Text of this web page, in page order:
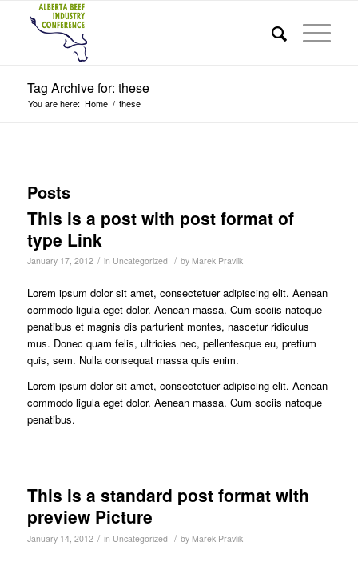
Tag Archive for: these
You are here: Home / these
Posts
This is a post with post format of
type Link
January 17, 2012 / in Uncategorized / by Marek Pravlik
Lorem ipsum dolor sit amet, consectetuer adipiscing elit. Aenean
commodo ligula eget dolor. Aenean massa. Cum sociis natoque
penatibus et magnis dis parturient montes, nascetur ridiculus
mus. Donec quam felis, ultricies nec, pellentesque eu, pretium
quis, sem. Nulla consequat massa quis enim.
Lorem ipsum dolor sit amet, consectetuer adipiscing elit. Aenean
commodo ligula eget dolor. Aenean massa. Cum sociis natoque
penatibus.
This is a standard post format with
preview Picture
January 14, 2012 / in Uncategorized / by Marek Pravlik